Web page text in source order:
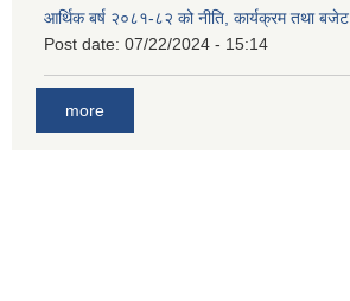
आर्थिक बर्ष २०८१-८२ को नीति, कार्यक्रम तथा बजेट
Post date: 07/22/2024 - 15:14
more